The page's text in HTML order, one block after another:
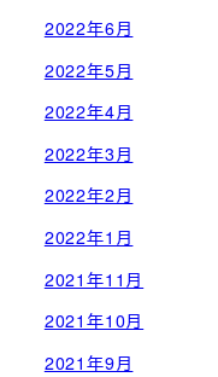
2022年6月
2022年5月
2022年4月
2022年3月
2022年2月
2022年1月
2021年11月
2021年10月
2021年9月